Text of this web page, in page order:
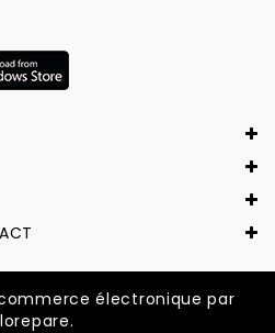
électronique par